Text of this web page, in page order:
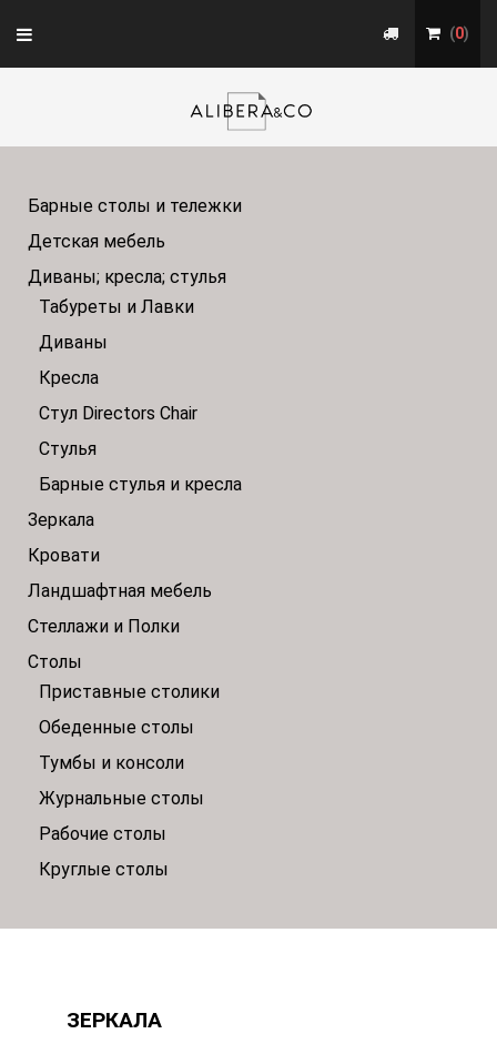
Toggle
navigation
(0)
Барные столы и тележки
Детская мебель
Диваны; кресла; стулья
Табуреты и Лавки
Диваны
Кресла
Стул Directors Chair
Стулья
Барные стулья и кресла
Зеркала
Кровати
Ландшафтная мебель
Стеллажи и Полки
Столы
Приставные столики
Обеденные столы
Тумбы и консоли
Журнальные столы
Рабочие столы
Круглые столы
ЗЕРКАЛА